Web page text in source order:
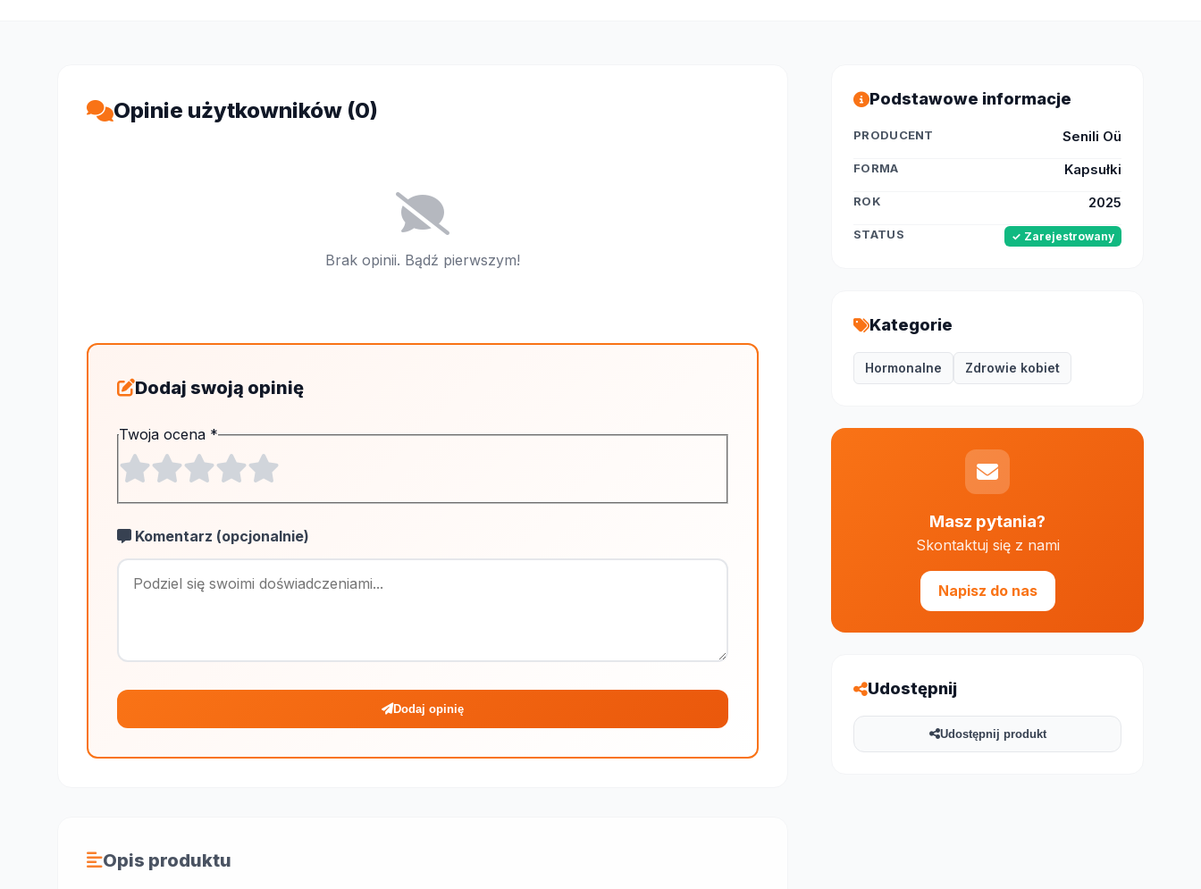
Opinie użytkowników (0)
Brak opinii. Bądź pierwszym!
Dodaj swoją opinię
Twoja ocena *
Komentarz (opcjonalnie)
Maksymalnie 1000 znaków
Dodaj opinię
Opis produktu
Podstawowe informacje
PRODUCENT Senili Oü
FORMA Kapsułki
ROK 2025
STATUS ✓ Zarejestrowany
Kategorie
Hormonalne Zdrowie kobiet
Masz pytania?
Skontaktuj się z nami
Napisz do nas
Udostępnij
Udostępnij produkt